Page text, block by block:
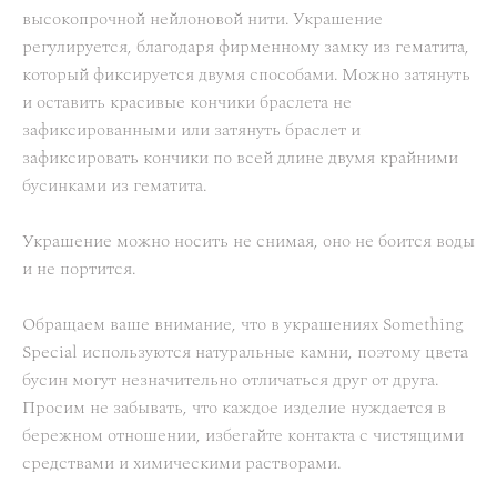
высокопрочной нейлоновой нити. Украшение
регулируется, благодаря фирменному замку из гематита,
который фиксируется двумя способами. Можно затянуть
и оставить красивые кончики браслета не
зафиксированными или затянуть браслет и
зафиксировать кончики по всей длине двумя крайними
бусинками из гематита.
Украшение можно носить не снимая, оно не боится воды
и не портится.
Обращаем ваше внимание, что в украшениях Something
Special используются натуральные камни, поэтому цвета
бусин могут незначительно отличаться друг от друга.
Просим не забывать, что каждое изделие нуждается в
бережном отношении, избегайте контакта с чистящими
средствами и химическими растворами.